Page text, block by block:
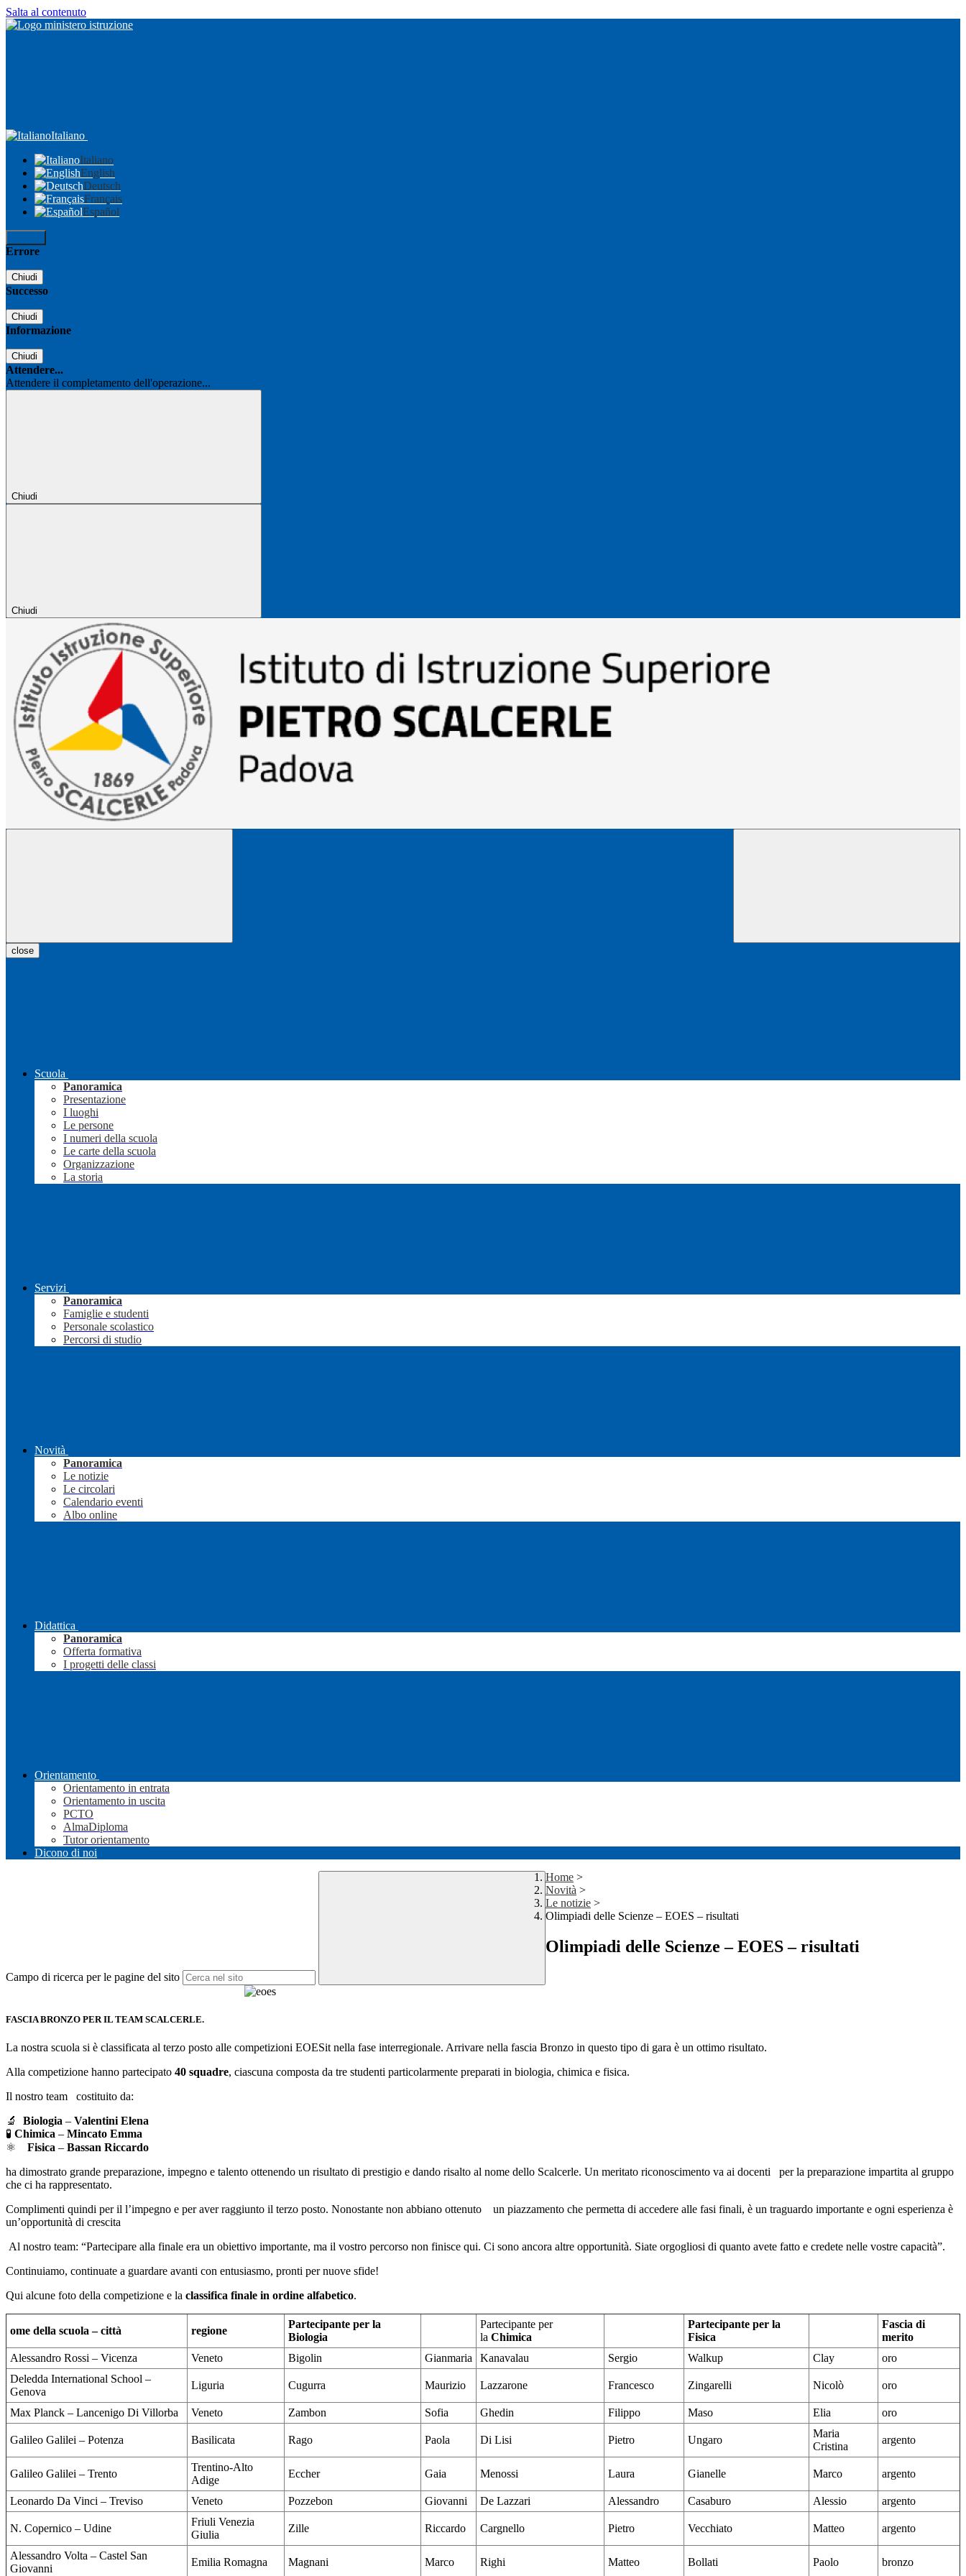
Salta al contenuto
Italiano
Italiano
English
Deutsch
Français
Español
Errore
Chiudi
Successo
Chiudi
Informazione
Chiudi
Attendere...
Attendere il completamento dell'operazione...
Chiudi
Chiudi
close
Scuola
Panoramica
Presentazione
I luoghi
Le persone
I numeri della scuola
Le carte della scuola
Organizzazione
La storia
Servizi
Panoramica
Famiglie e studenti
Personale scolastico
Percorsi di studio
Novità
Panoramica
Le notizie
Le circolari
Calendario eventi
Albo online
Didattica
Panoramica
Offerta formativa
I progetti delle classi
Orientamento
Orientamento in entrata
Orientamento in uscita
PCTO
AlmaDiploma
Tutor orientamento
Dicono di noi
Campo di ricerca per le pagine del sito
Home >
Novità >
Le notizie >
Olimpiadi delle Scienze – EOES – risultati
Olimpiadi delle Scienze – EOES – risultati
FASCIA BRONZO PER IL TEAM SCALCERLE.
La nostra scuola si è classificata al terzo posto alle competizioni EOESit nella fase interregionale. Arrivare nella fascia Bronzo in questo tipo di gara è un ottimo risultato.
Alla competizione hanno partecipato 40 squadre, ciascuna composta da tre studenti particolarmente preparati in biologia, chimica e fisica.
Il nostro team costituito da:
🔬
Biologia – Valentini Elena
🧪 Chimica – Mincato Emma
⚛
Fisica – Bassan Riccardo
ha dimostrato grande preparazione, impegno e talento ottenendo un risultato di prestigio e dando risalto al nome dello Scalcerle. Un meritato riconoscimento va ai docenti per la preparazione impartita al gruppo
che ci ha rappresentato.
Complimenti quindi per il l’impegno e per aver raggiunto il terzo posto. Nonostante non abbiano ottenuto un piazzamento che permetta di accedere alle fasi finali, è un traguardo importante e ogni esperienza è
un’opportunità di crescita
Al nostro team: “Partecipare alla finale era un obiettivo importante, ma il vostro percorso non finisce qui. Ci sono ancora altre opportunità. Siate orgogliosi di quanto avete fatto e credete nelle vostre capacità”.
Continuiamo, continuate a guardare avanti con entusiasmo, pronti per nuove sfide!
Qui alcune foto della competizione e la classifica finale in ordine alfabetico.
ome della scuola – città regione
Partecipante per la
Biologia
Partecipante per
la Chimica
Partecipante per la
Fisica
Fascia di
merito
Alessandro Rossi – Vicenza
Veneto Bigolin Gianmaria Kanavalau Sergio Walkup Clay
oro
Deledda International School –
Genova
Liguria Cugurra Maurizio Lazzarone Francesco Zingarelli Nicolò oro
Max Planck – Lancenigo Di Villorba Veneto Zambon Sofia Ghedin Filippo Maso Elia oro
Galileo Galilei – Potenza Basilicata Rago Paola Di Lisi Pietro Ungaro
Maria
Cristina
argento
Galileo Galilei – Trento
Trentino-Alto
Adige
Eccher Gaia Menossi Laura Gianelle Marco argento
Leonardo Da Vinci – Treviso Veneto Pozzebon Giovanni De Lazzari Alessandro Casaburo Alessio argento
N. Copernico – Udine
Friuli Venezia
Giulia
Zille Riccardo Cargnello Pietro Vecchiato Matteo argento
Alessandro Volta – Castel San
Giovanni
Emilia Romagna Magnani Marco Righi Matteo Bollati Paolo bronzo